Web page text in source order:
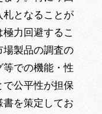
となることが
力回避するこ
場製品の調査の
での機能・性
公平性が担保
書を策定してお